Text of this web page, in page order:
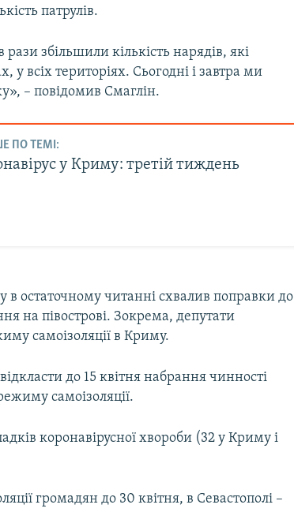
патрулів.
збільшили кількість нарядів, які
у всіх територіях. Сьогодні і завтра ми
– повідомив Смаглін.
ПО ТЕМІ:
у Криму: третій тиждень
остаточному читанні схвалив поправки до
на півострові. Зокрема, депутати
самоізоляції в Криму.
до 15 квітня набрання чинності
самоізоляції.
коронавірусної хвороби (32 у Криму і
громадян до 30 квітня, в Севастополі –